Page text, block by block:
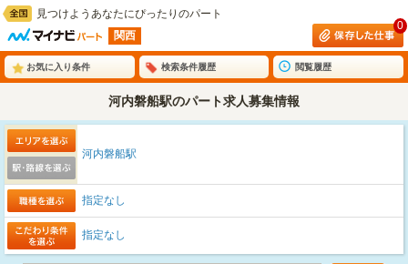
見つけようあなたにぴったりのパート
関西
0
お気に入り条件 検索条件履歴 閲覧履歴
河内磐船駅のパート求人募集情報
河内磐船駅
指定なし
指定なし